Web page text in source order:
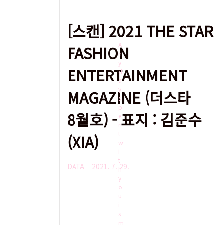
A
n
y
d
a
y
s
p
e
n
t
w
i
t
h
y
o
u
i
s
m
[스캔] 2021 THE STAR
FASHION
ENTERTAINMENT
MAGAZINE (더스타
8월호) - 표지 : 김준수
(XIA)
DATA 2021. 7. 29.